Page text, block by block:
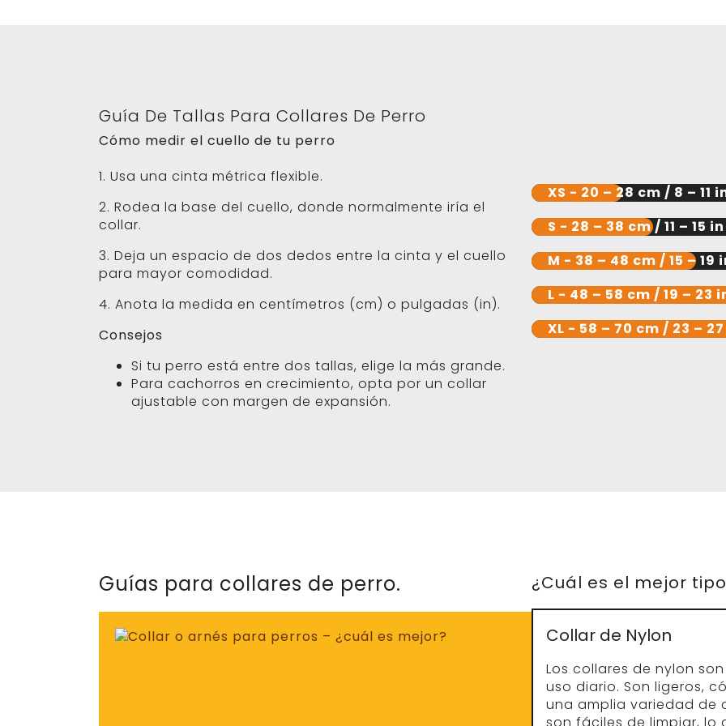
Guía De Tallas Para Collares De Perro
Cómo medir el cuello de tu perro
1. Usa una cinta métrica flexible.
2. Rodea la base del cuello, donde normalmente iría el
collar.
3. Deja un espacio de dos dedos entre la cinta y el cuello
para mayor comodidad.
4. Anota la medida en centímetros (cm) o pulgadas (in).
Consejos
Si tu perro está entre dos tallas, elige la más grande.
Para cachorros en crecimiento, opta por un collar
ajustable con margen de expansión.
XS - 20 – 28 cm / 8 – 11
S - 28 – 38 cm / 11 – 15 in
M - 38 – 48 cm / 15 – 19
L - 48 – 58 cm / 19 – 23
XL - 58 – 70 cm / 23 –
Guías para collares de perro. ¿Cuál es el mejor
Collar de Nylon
Los collares de nylon
uso diario. Son ligeros,
una amplia variedad de
son fáciles de limpiar, lo